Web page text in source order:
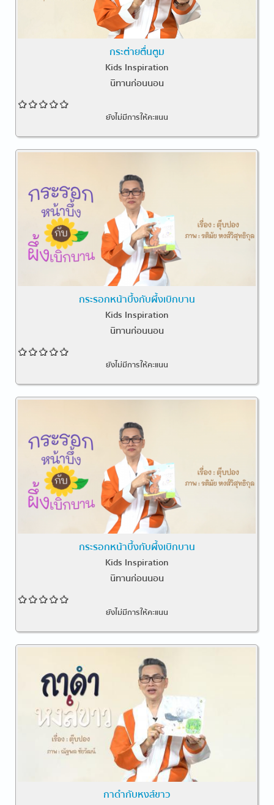
กระต่ายตื่นตูม
Kids Inspiration
นิทานก่อนนอน
ยังไม่มีการให้คะแนน
กระรอกหน้าบึ้งกับผึ้งเบิกบาน
Kids Inspiration
นิทานก่อนนอน
ยังไม่มีการให้คะแนน
กระรอกหน้าบึ้งกับผึ้งเบิกบาน
Kids Inspiration
นิทานก่อนนอน
ยังไม่มีการให้คะแนน
กาดำกับหงส์ขาว